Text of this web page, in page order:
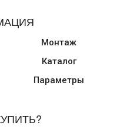
Монтаж
Каталог
Параметры